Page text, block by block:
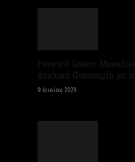
9 Ιουνίου 2023